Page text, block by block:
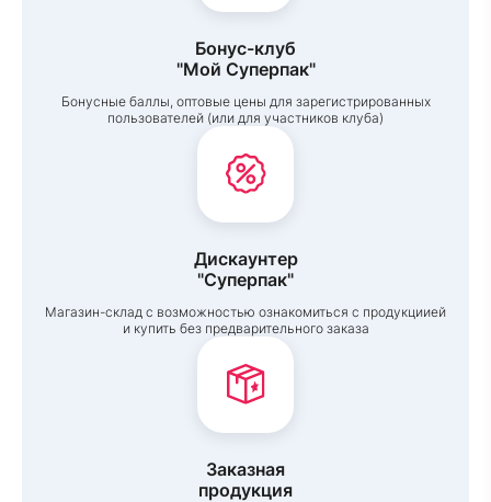
Бонус-клуб
"Мой Суперпак"
Бонусные баллы, оптовые цены для зарегистрированных
пользователей (или для участников клуба)
Дискаунтер
"Суперпак"
Магазин-склад с возможностью ознакомиться с продукциией
и купить без предварительного заказа
Заказная
продукция